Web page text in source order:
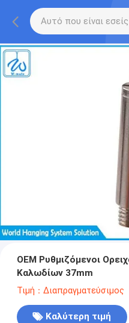
OEM Ρυθμιζόμενοι
Καλωδίων 37mm
Τιμή：Διαπραγματεύσιμος
Καλύτερη τιμή